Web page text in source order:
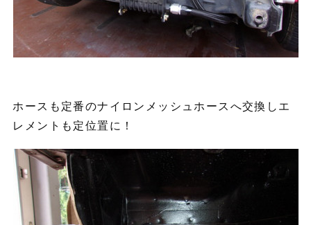
ホースも定番のナイロンメッシュホースへ交換しエ
レメントも定位置に！